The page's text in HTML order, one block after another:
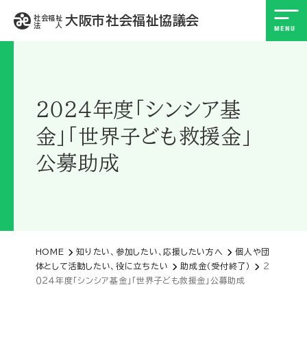
社会福祉
法 人
大阪市社会福祉協議会
２０２４年度「シンシア基
金」「世界子ども救援金」
公募助成
HOME 知りたい、参加したい、応援したい方へ
個人や団
体として活動したい、役に立ちたい
助成金（受付終了）
２
０２４年度「シンシア基金」「世界子ども救援金」公募助成